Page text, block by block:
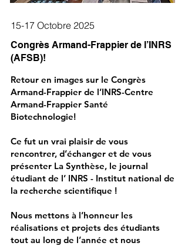
15-17 Octobre 2025
Congrès Armand-Frappier de l’INRS
(AFSB)!
Retour en images sur le Congrès
Armand-Frappier de l’INRS-Centre
Armand-Frappier Santé
Biotechnologie!
Ce fut un vrai plaisir de vous
rencontrer, d’échanger et de vous
présenter La Synthèse, le journal
étudiant de l’ INRS - Institut national de
la recherche scientifique !
Nous mettons à l’honneur les
réalisations et projets des étudiants
tout au long de l’année et nous